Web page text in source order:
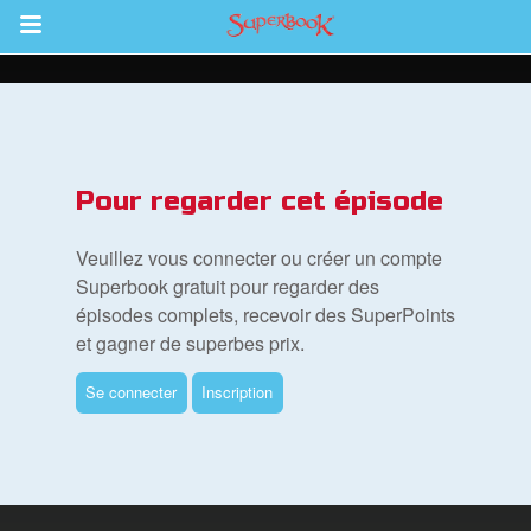
Return to Content
Pour regarder cet épisode
Veuillez vous connecter ou créer un compte
Superbook gratuit pour regarder des
épisodes complets, recevoir des SuperPoints
et gagner de superbes prix.
Se connecter Inscription